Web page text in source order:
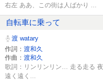
右左 ああ、この街は人ばかり ...
自転車に乗って
渡 watary
作詞： 渡和久
作曲： 渡和久
歌詞：リンリンリン… 走る走る
遠く遠く...